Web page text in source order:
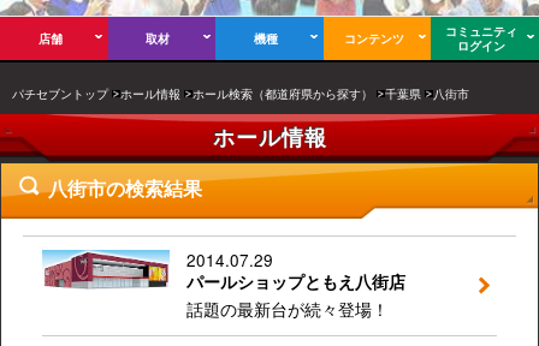
店舗 取材 機種 コンテンツ
コミュニティ
ログイン
パチセブントップ ホール情報 ホール検索（都道府県から探す） 千葉県 八街市
ホール情報
八街市の検索結果
2014.07.29
パールショップともえ八街店
話題の最新台が続々登場！